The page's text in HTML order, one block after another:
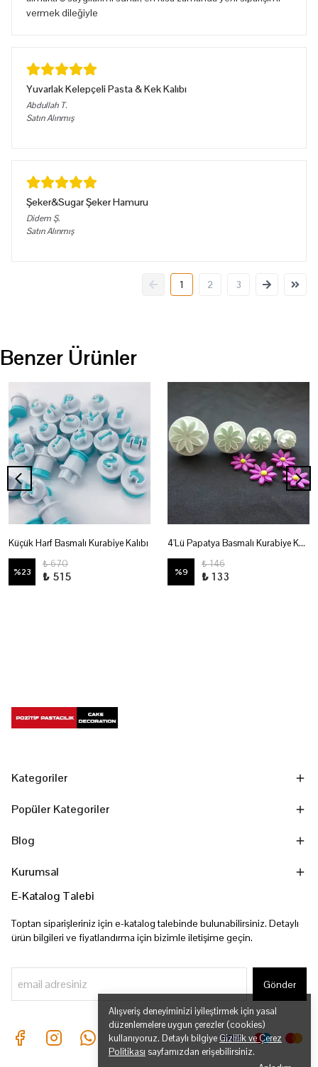
Alışveriş deneyiminizi iyileştirmek için yasal
düzenlemelere uygun çerezler (cookies)
kullanıyoruz. Detaylı bilgiye Gizlilik ve Çerez
Politikası sayfamızdan erişebilirsiniz.
vermek dileğiyle
Yuvarlak Kelepçeli Pasta & Kek Kalıbı
Abdullah T.
Satın Alınmış
Şeker&Sugar Şeker Hamuru
Didem Ş.
Satın Alınmış
1 2 3
Benzer Ürünler
Küçük Harf Basmalı Kurabiye Kalıbı
%23
₺ 670
₺ 515
4'Lü Papatya Basmalı Kurabiye Kalıbıpasta
%9
₺ 146
₺ 133
Kategoriler
Popüler Kategoriler
Blog
Kurumsal
E-Katalog Talebi
Toptan siparişleriniz için e-katalog talebinde bulunabilirsiniz. Detaylı
ürün bilgileri ve fiyatlandırma için bizimle iletişime geçin.
Gönder